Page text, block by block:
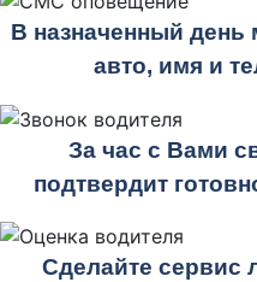
В назначенный
авто, имя и
За час с Вами
подтвердит
Сделайте сервис